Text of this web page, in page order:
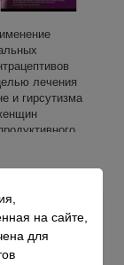
лечения
и гирсутизма
на сайте,
для